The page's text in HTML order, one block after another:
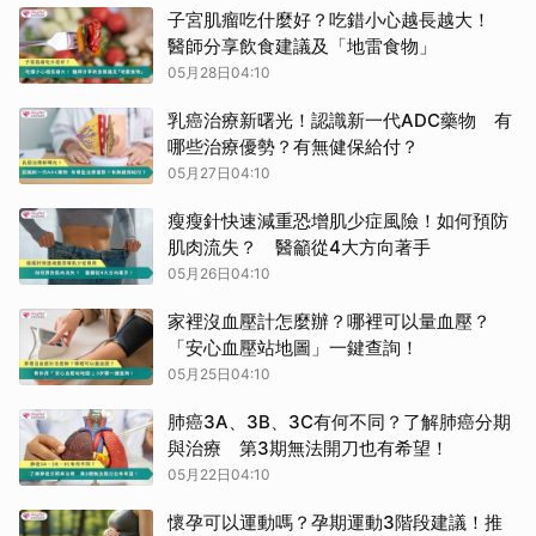
子宮肌瘤吃什麼好？吃錯小心越長越大！
醫師分享飲食建議及「地雷食物」
05月28日04:10
乳癌治療新曙光！認識新一代ADC藥物 有
哪些治療優勢？有無健保給付？
05月27日04:10
瘦瘦針快速減重恐增肌少症風險！如何預防
肌肉流失？ 醫籲從4大方向著手
05月26日04:10
家裡沒血壓計怎麼辦？哪裡可以量血壓？
「安心血壓站地圖」一鍵查詢！
05月25日04:10
肺癌3A、3B、3C有何不同？了解肺癌分期
與治療 第3期無法開刀也有希望！
05月22日04:10
懷孕可以運動嗎？孕期運動3階段建議！推